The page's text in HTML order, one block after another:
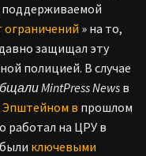
ограничений » на то,
защищал эту
полицией. В случае
MintPress News в
Эпштейном в прошлом
работал на ЦРУ в
ключевыми